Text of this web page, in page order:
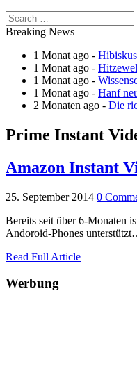
Breaking News
1 Monat ago -
1 Monat ago -
1 Monat ago -
1 Monat ago - Hanf
2 Monaten ago - Die
Prime Instant
Amazon Instant
25. September 2014 0
Bereits seit über 6-Monaten
Andoroid-Phones
Read Full Article
Werbung